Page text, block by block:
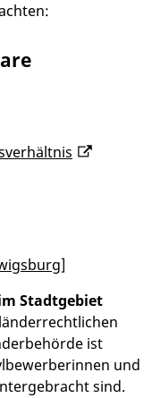
Stadtgebiet
ist
und
sind.